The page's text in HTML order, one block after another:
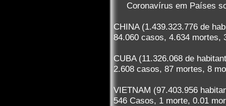
Coronavírus em Países
CHINA (1.439.323.776 de
84.060 casos, 4.634 mortes,
CUBA (11.326.068 de
2.608 casos, 87 mortes, 8
VIETNAM (97.403.956
546 Casos, 1 morte, 0.01